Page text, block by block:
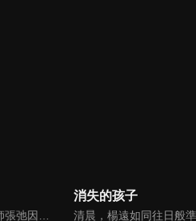
消失的孩子